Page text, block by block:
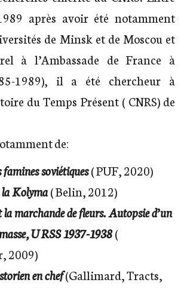
après avoir été notamment
de Minsk et de Moscou et
à l’Ambassade de France à
1989), il a été chercheur à
du Temps Présent ( CNRS) de
de:
famines soviétiques( PUF, 2020)
Kolyma( Belin, 2012)
la marchande de fleurs. Autopsie d’un
URSS 1937-1938(
2009)
en chef(Gallimard, Tracts,